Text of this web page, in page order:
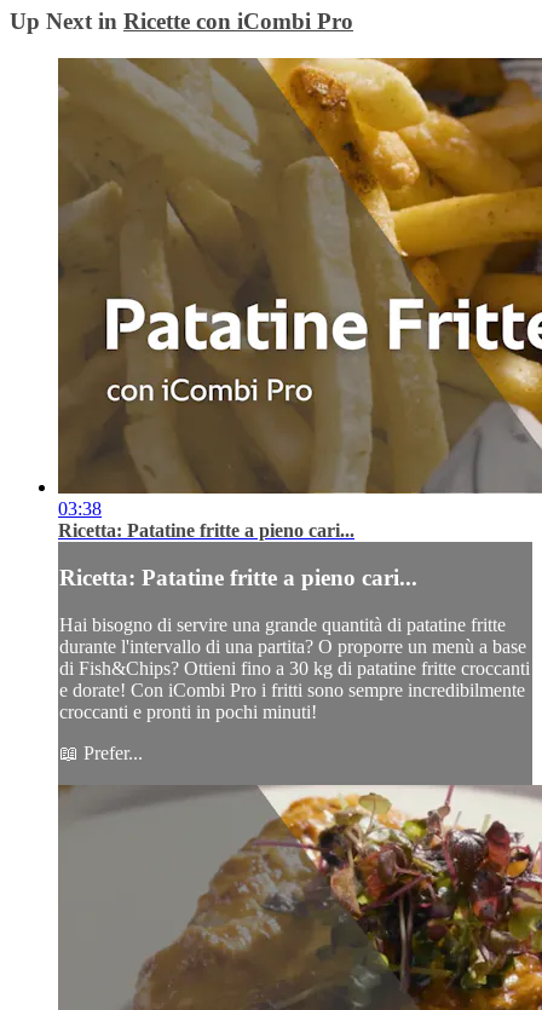
Up Next in Ricette con iCombi Pro
03:38
Ricetta: Patatine fritte a pieno cari...
Ricetta: Patatine fritte a pieno cari...
Hai bisogno di servire una grande quantità di patatine fritte
durante l'intervallo di una partita? O proporre un menù a base
di Fish&Chips? Ottieni fino a 30 kg di patatine fritte croccanti
e dorate! Con iCombi Pro i fritti sono sempre incredibilmente
croccanti e pronti in pochi minuti!
📖 Prefer...